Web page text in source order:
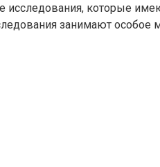
которые
занимают особое